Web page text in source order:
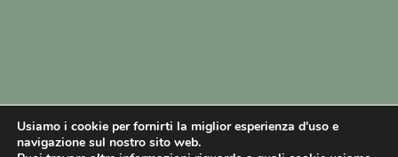
Usiamo i cookie per fornirti la miglior esperienza d'uso e
navigazione sul nostro sito web.